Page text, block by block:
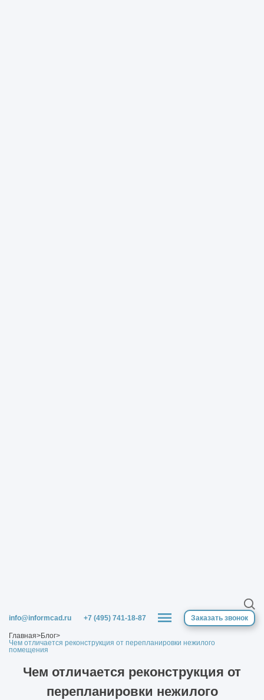
info@informcad.ru +7 (495) 741-18-87 Заказать звонок
Главная>Блог>
Чем отличается реконструкция от перепланировки нежилого
помещения
Чем отличается реконструкция от
перепланировки нежилого